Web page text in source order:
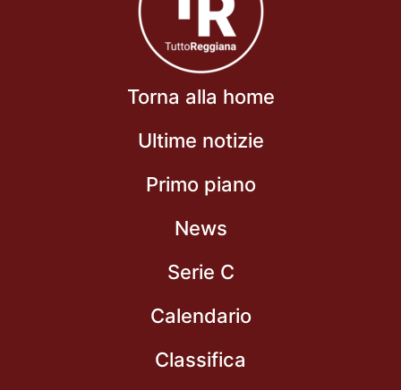
Torna alla home
Ultime notizie
Primo piano
News
Serie C
Calendario
Classifica